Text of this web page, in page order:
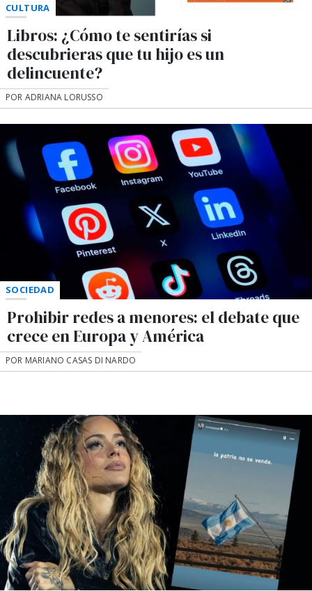
CULTURA
Libros: ¿Cómo te sentirías si
descubrieras que tu hijo es un
delincuente?
POR ADRIANA LORUSSO
SOCIEDAD
Prohibir redes a menores: el debate que
crece en Europa y América
POR MARIANO CASAS DI NARDO